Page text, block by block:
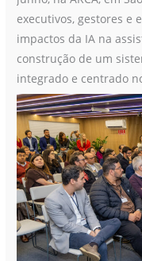
executivos, gestores e
impactos da IA na
construção de um
integrado e centrado
jornada
do
paciente
e
da
governança
clínica